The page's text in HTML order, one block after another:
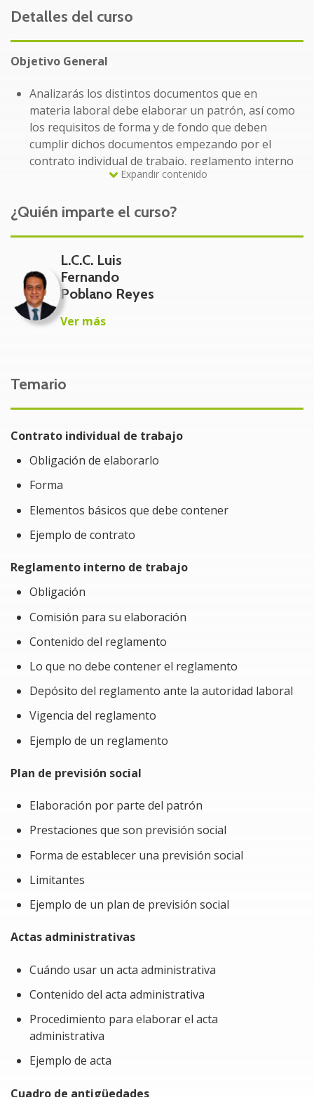
Detalles del curso
Objetivo General
Analizarás los distintos documentos que en
materia laboral debe elaborar un patrón, así como
los requisitos de forma y de fondo que deben
cumplir dichos documentos empezando por el
contrato individual de trabajo, reglamento interno
de trabajo, actas administrativas, planes de
Identificarás cómo documentar correctamente los
derechos y obligaciones de los trabajadores.
Con los documentos en regla, el patrón tendrá los
elementos que respalden para pagar lo que por
Ley le corresponde al trabajador.
A quién va dirigido
Administradores
recursos humanos
Responsables del reclutamiento, selección y
contratación del personal, así como, de la
Beneficios del Curso
Obtendrás distintos formatos como: contrato
administrativas, entre otros, que se utilizan en el
área.
Cumplirás con las obligaciones que establece la
ley federal del trabajo a través del correcto llenado
de los formatos.
Problemática a resolver al tomar el Curso
El ámbito laboral que implica el manejo de personal y
sus remuneraciones lleva implícito varias problemáticas
con los trabajadores y en su caso con el sindicato, por
lo que, a través del curso se obtendrán los elementos
para:
Evitar multas impuestas por la autoridad legal por
incumplimientos laborales.ç
Evitar demandas laborales por incumplimiento del
a los trabajadores por no documentar
respecto a los pagos de sueldo y prestaciones
laborales.
Expandir contenido
¿Quién imparte el curso?
L.C.C. Luis
Fernando
Poblano Reyes
Ver más
Temario
Contrato individual de trabajo
Obligación de elaborarlo
Forma
Elementos básicos que debe contener
Ejemplo de contrato
Reglamento interno de trabajo
Obligación
Comisión para su elaboración
Contenido del reglamento
Lo que no debe contener el reglamento
Depósito del reglamento ante la autoridad laboral
Vigencia del reglamento
Ejemplo de un reglamento
Plan de previsión social
Elaboración por parte del patrón
Prestaciones que son previsión social
Forma de establecer una previsión social
Limitantes
Ejemplo de un plan de previsión social
Actas administrativas
Cuándo usar un acta administrativa
Contenido del acta administrativa
Procedimiento para elaborar el acta
administrativa
Ejemplo de acta
Cuadro de antigüedades